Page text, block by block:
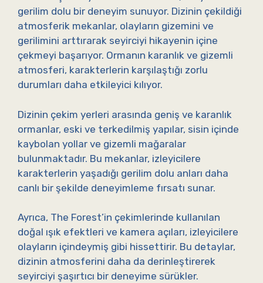
gerilim dolu bir deneyim sunuyor. Dizinin çekildiği
atmosferik mekanlar, olayların gizemini ve
gerilimini arttırarak seyirciyi hikayenin içine
çekmeyi başarıyor. Ormanın karanlık ve gizemli
atmosferi, karakterlerin karşılaştığı zorlu
durumları daha etkileyici kılıyor.
Dizinin çekim yerleri arasında geniş ve karanlık
ormanlar, eski ve terkedilmiş yapılar, sisin içinde
kaybolan yollar ve gizemli mağaralar
bulunmaktadır. Bu mekanlar, izleyicilere
karakterlerin yaşadığı gerilim dolu anları daha
canlı bir şekilde deneyimleme fırsatı sunar.
Ayrıca, The Forest’in çekimlerinde kullanılan
doğal ışık efektleri ve kamera açıları, izleyicilere
olayların içindeymiş gibi hissettirir. Bu detaylar,
dizinin atmosferini daha da derinleştirerek
seyirciyi şaşırtıcı bir deneyime sürükler.